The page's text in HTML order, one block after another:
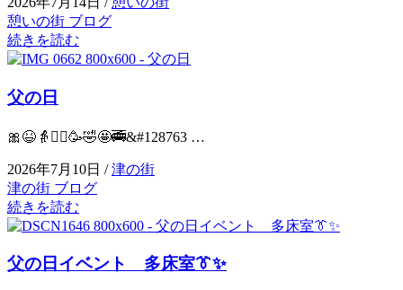
憩いの街 ブログ
続きを読む
父の日
🎀😆👵🧔‍♂️🥳🤣🤩🚎&#128763 …
2026年7月10日 /津の街
津の街 ブログ
続きを読む
父の日イベント 多床室👔✨